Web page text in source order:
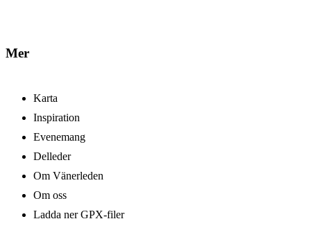
Mer
Karta
Inspiration
Evenemang
Delleder
Om Vänerleden
Om oss
Ladda ner GPX-filer